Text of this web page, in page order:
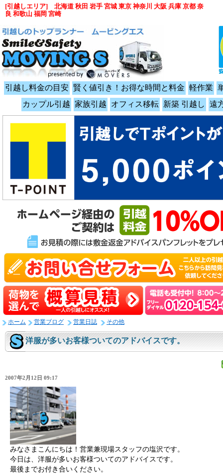
引越し料金の目安 賢く値引き！お得な時間と料金 軽作業
カップル引越 家族引越 オフィス移転 新築 引越し 遠
ホーム 営業ブログ 営業日誌 その他
洋服が多いお客様ついてのアドバイスです。
2007年2月12日 09:17
みなさまこんにちは！営業兼現場スタッフの塩沢です。
今日は、洋服が多いお客様ついてのアドバイスです。
最後までお付き合いください。
[引越しエリア] 北海道 秋田 岩手 宮城 東京 神奈川 大阪 兵庫 京都 奈
良 和歌山 福岡 宮崎